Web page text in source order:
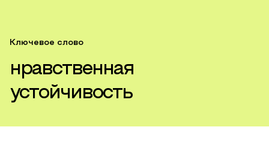
Ключевое слово
нравственная
устойчивость